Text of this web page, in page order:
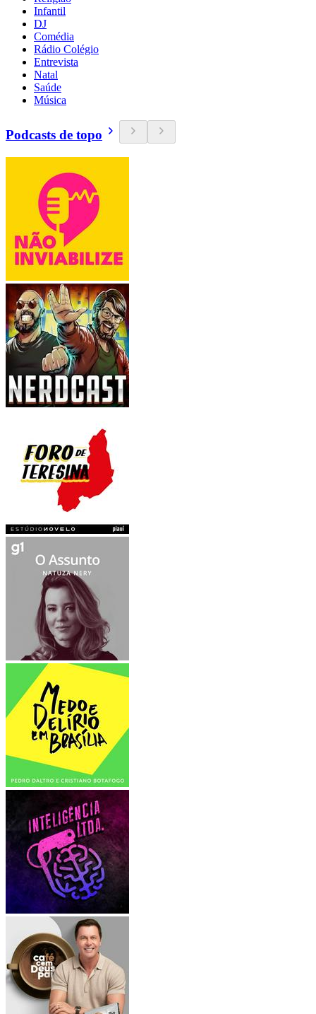
Infantil
DJ
Comédia
Rádio Colégio
Entrevista
Natal
Saúde
Música
Podcasts de topo